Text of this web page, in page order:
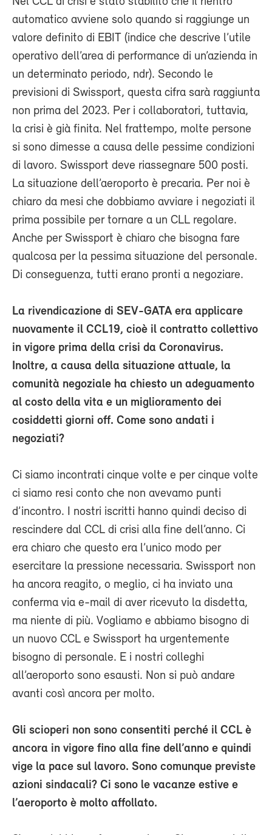
automatico avviene solo quando si raggiunge un
valore definito di EBIT (indice che descrive l’utile
operativo dell’area di performance di un’azienda in
un determinato periodo, ndr). Secondo le
previsioni di Swissport, questa cifra sarà raggiunta
non prima del 2023. Per i collaboratori, tuttavia,
la crisi è già finita. Nel frattempo, molte persone
si sono dimesse a causa delle pessime condizioni
di lavoro. Swissport deve riassegnare 500 posti.
La situazione dell’aeroporto è precaria. Per noi è
chiaro da mesi che dobbiamo avviare i negoziati il
prima possibile per tornare a un CLL regolare.
Anche per Swissport è chiaro che bisogna fare
qualcosa per la pessima situazione del personale.
Di conseguenza, tutti erano pronti a negoziare.
La rivendicazione di SEV-GATA era applicare
nuovamente il CCL19, cioè il contratto collettivo
in vigore prima della crisi da Coronavirus.
Inoltre, a causa della situazione attuale, la
comunità negoziale ha chiesto un adeguamento
al costo della vita e un miglioramento dei
cosiddetti giorni off. Come sono andati i
negoziati?
Ci siamo incontrati cinque volte e per cinque volte
ci siamo resi conto che non avevamo punti
d’incontro. I nostri iscritti hanno quindi deciso di
rescindere dal CCL di crisi alla fine dell’anno. Ci
era chiaro che questo era l’unico modo per
esercitare la pressione necessaria. Swissport non
ha ancora reagito, o meglio, ci ha inviato una
conferma via e-mail di aver ricevuto la disdetta,
ma niente di più. Vogliamo e abbiamo bisogno di
un nuovo CCL e Swissport ha urgentemente
bisogno di personale. E i nostri colleghi
all’aeroporto sono esausti. Non si può andare
avanti così ancora per molto.
Gli scioperi non sono consentiti perché il CCL è
ancora in vigore fino alla fine dell’anno e quindi
vige la pace sul lavoro. Sono comunque previste
azioni sindacali? Ci sono le vacanze estive e
l’aeroporto è molto affollato.